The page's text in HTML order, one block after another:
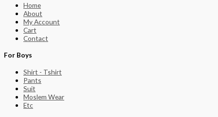
Home
About
My Account
Cart
Contact
For Boys
Shirt - Tshirt
Pants
Suit
Moslem Wear
Etc